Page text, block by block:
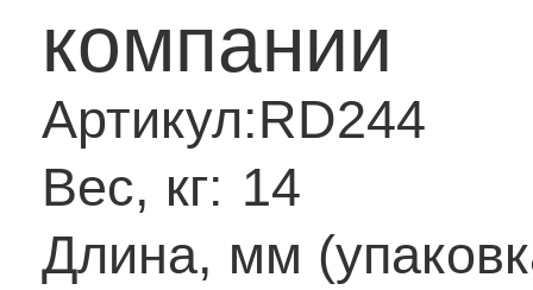
компании
Артикул:RD244
Вес, кг: 14
Длина, мм